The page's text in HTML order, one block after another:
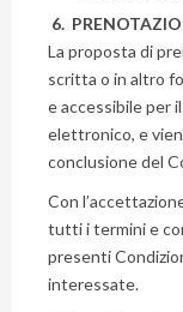
6.
La proposta di
scritta o in altro
e accessibile per
elettronico, e
conclusione del
Con
tutti i termini e
presenti
interessate.